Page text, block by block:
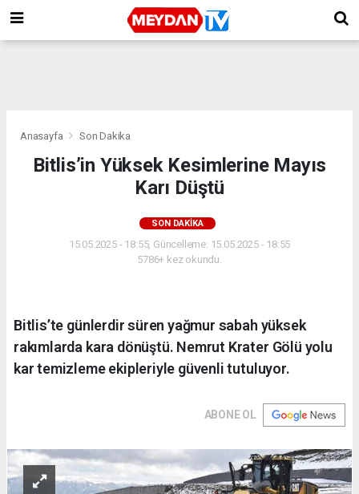
Anasayfa Son Dakika
Bitlis’in Yüksek Kesimlerine Mayıs
Karı Düştü
SON DAKIKA
15.05.2025 - 18:55, Güncelleme: 15.05.2025 - 18:55
5786+ kez okundu.
Bitlis’te günlerdir süren yağmur sabah yüksek
rakımlarda kara dönüştü. Nemrut Krater Gölü yolu
kar temizleme ekipleriyle güvenli tutuluyor.
ABONE OL